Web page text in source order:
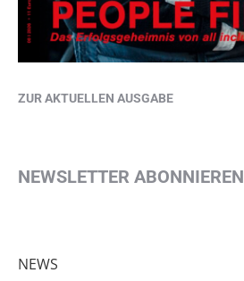
ZUR AKTUELLEN AUSGABE
NEWSLETTER ABONNIEREN
NEWS